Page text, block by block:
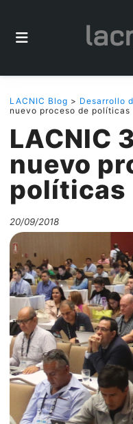
LACNIC Blog > Desarrollo
nuevo proceso de políticas
LACNIC
nuevo
políticas
20/09/2018